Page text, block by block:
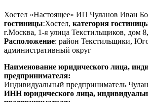
Хостел «Настоящее» ИП Чуланов Иван
гостиницы:Хостел, категория
г.Москва, 1-я улица Текстильщиков, дом
Расположение: район Текстильщики,
административный округ
Наименование юридического лица,
предпринимателя:
Индивидуальный предприниматель
ИНН юридического лица,